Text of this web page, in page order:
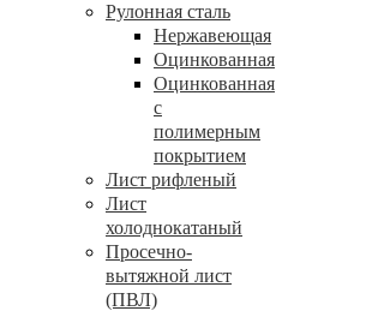
Рулонная сталь
Нержавеющая
Оцинкованная
Оцинкованная
с
полимерным
покрытием
Лист рифленый
Лист
холоднокатаный
Просечно-
вытяжной лист
(ПВЛ)